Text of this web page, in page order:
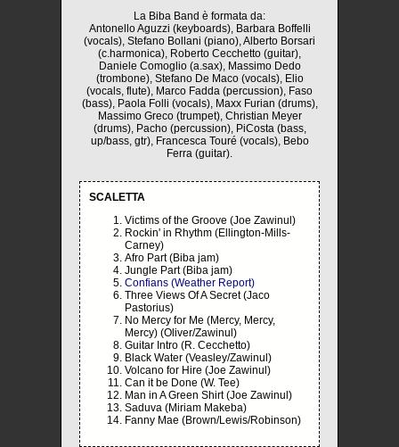
La Biba Band è formata da:
Antonello Aguzzi (keyboards), Barbara Boffelli
(vocals), Stefano Bollani (piano), Alberto Borsari
(c.harmonica), Roberto Cecchetto (guitar),
Daniele Comoglio (a.sax), Massimo Dedo
(trombone), Stefano De Maco (vocals), Elio
(vocals, flute), Marco Fadda (percussion), Faso
(bass), Paola Folli (vocals), Maxx Furian (drums),
Massimo Greco (trumpet), Christian Meyer
(drums), Pacho (percussion), PiCosta (bass,
up/bass, gtr), Francesca Touré (vocals), Bebo
Ferra (guitar).
SCALETTA
Victims of the Groove (Joe Zawinul)
Rockin' in Rhythm (Ellington-Mills-
Carney)
Afro Part (Biba jam)
Jungle Part (Biba jam)
Confians (Weather Report)
Three Views Of A Secret (Jaco
Pastorius)
No Mercy for Me (Mercy, Mercy,
Mercy) (Oliver/Zawinul)
Guitar Intro (R. Cecchetto)
Black Water (Veasley/Zawinul)
Volcano for Hire (Joe Zawinul)
Can it be Done (W. Tee)
Man in A Green Shirt (Joe Zawinul)
Saduva (Miriam Makeba)
Fanny Mae (Brown/Lewis/Robinson)